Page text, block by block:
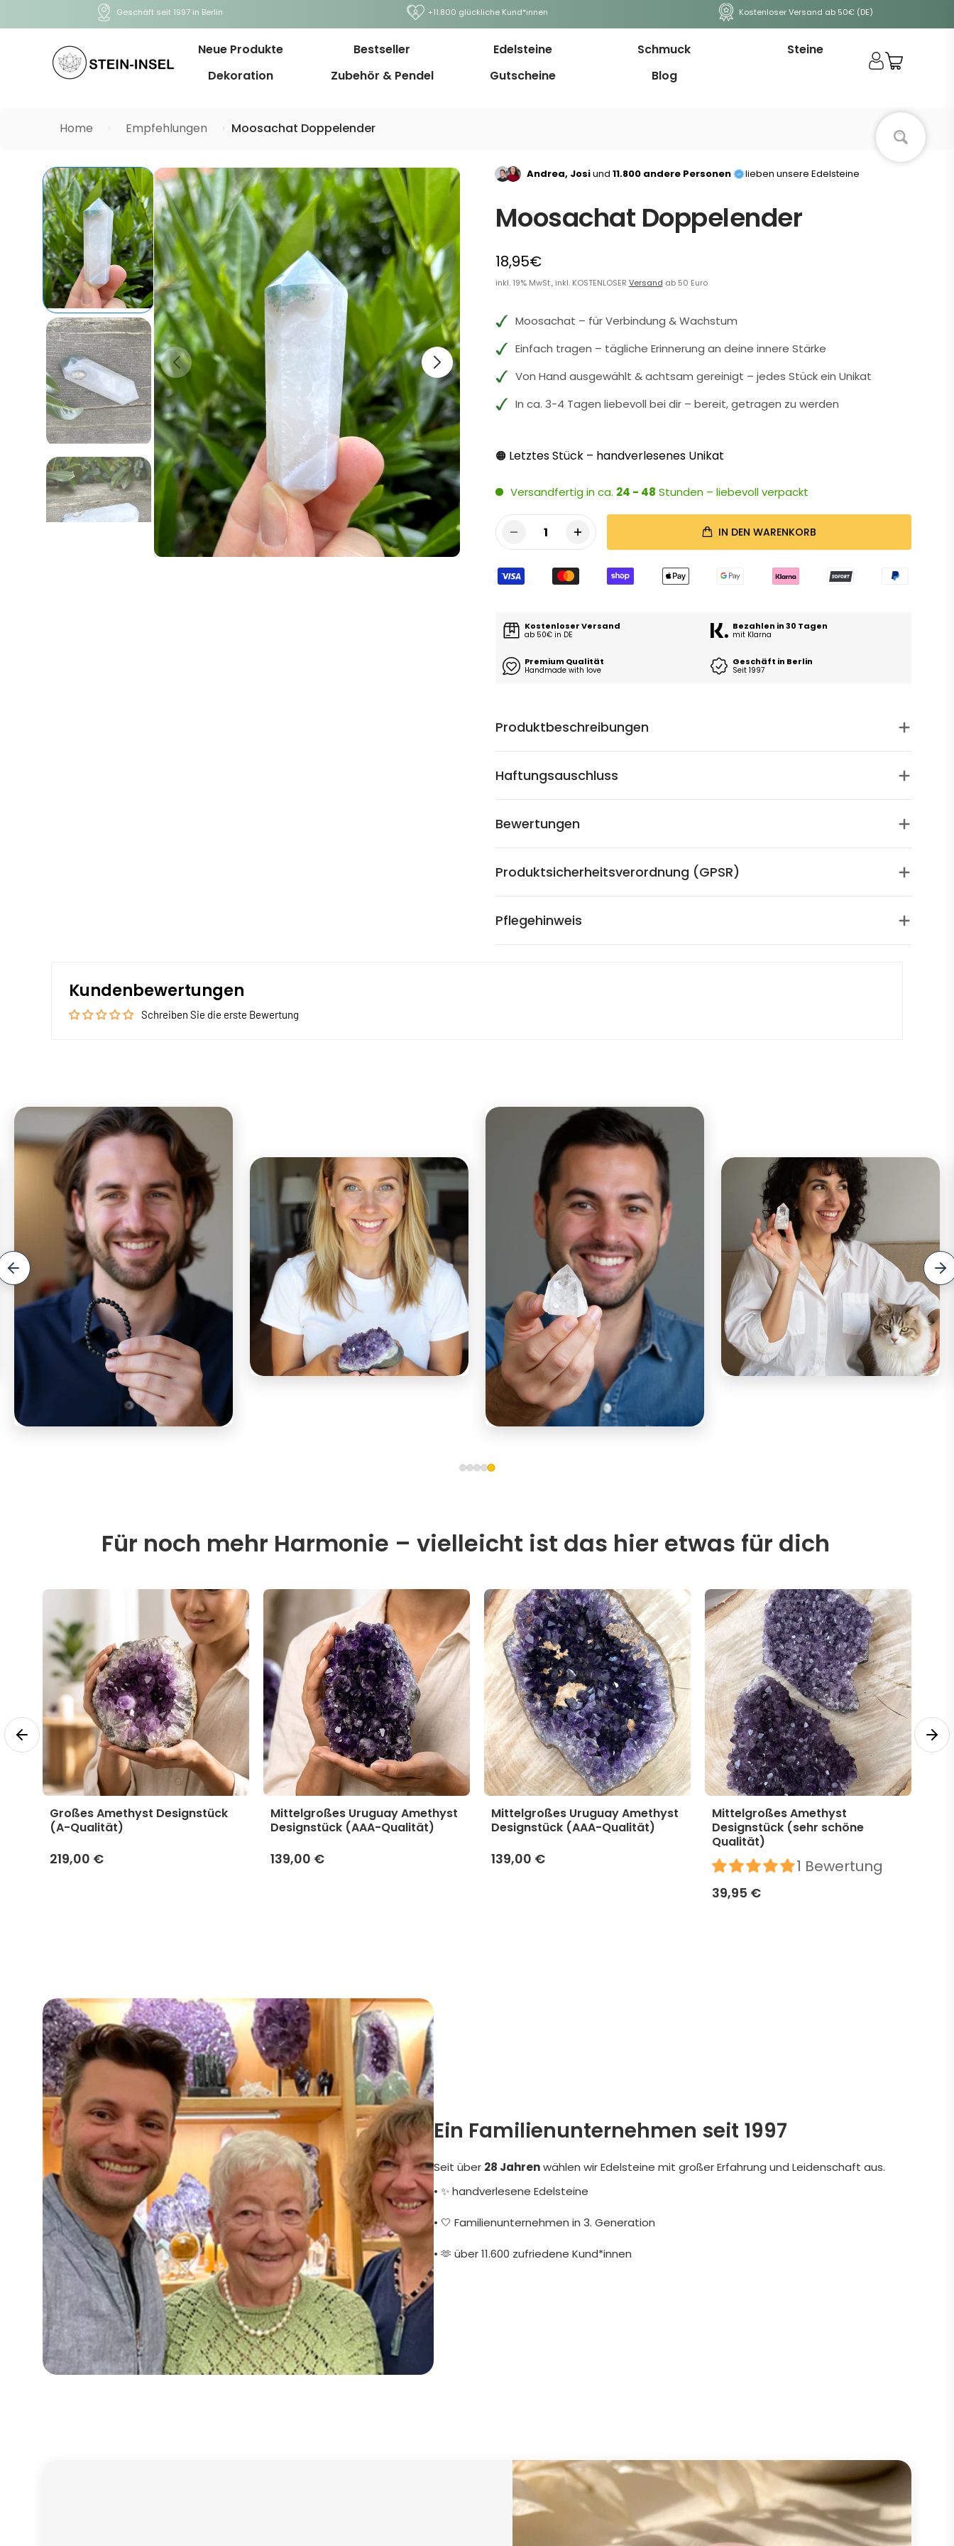
Geschäft seit 1997 in Berlin +11.800 glückliche Kund*innen Kostenloser Versand ab 50€ (DE)
Neue Produkte Bestseller Edelsteine Schmuck
Steine
Dekoration
Zubehör & Pendel Gutscheine Blog
Home Empfehlungen Moosachat Doppelender
Andrea, Josiund 11.800 andere Personen lieben unsere Edelsteine
Moosachat Doppelender
18,95€
inkl. 19% MwSt., inkl. KOSTENLOSER Versand ab 50 Euro
Moosachat – für Verbindung & Wachstum
Einfach tragen – tägliche Erinnerung an deine innere Stärke
Von Hand ausgewählt & achtsam gereinigt – jedes Stück ein Unikat
In ca. 3-4 Tagen liebevoll bei dir – bereit, getragen zu werden
🟠Letztes Stück – handverlesenes Unikat
Versandfertig in ca. 24 - 48 Stunden – liebevoll verpackt
1 IN DEN WARENKORB
Kostenloser Versand
ab 50€ in DE
Bezahlen in 30 Tagen
mit Klarna
Premium Qualität
Handmade with love
Geschäft in Berlin
Seit 1997
Produktbeschreibungen
Haftungsauschluss
Bewertungen
Produktsicherheitsverordnung (GPSR)
Pflegehinweis
Kundenbewertungen
Schreiben Sie die erste Bewertung
Für noch mehr Harmonie – vielleicht ist das hier etwas für dich
Großes Amethyst Designstück
(A-Qualität)
219,00 €
Mittelgroßes Uruguay Amethyst
Designstück (AAA-Qualität)
139,00 €
Mittelgroßes Uruguay Amethyst
Designstück (AAA-Qualität)
139,00 €
Mittelgroßes Amethyst
Designstück (sehr schöne
Qualität)
1 Bewertung
39,95 €
Ein Familienunternehmen seit 1997
Seit über 28 Jahrenwählen wir Edelsteine mit großer Erfahrung und Leidenschaft aus.
• ✨ handverlesene Edelsteine
• 🤍 Familienunternehmen in 3. Generation
• 🫶 über 11.600 zufriedene Kund*innen